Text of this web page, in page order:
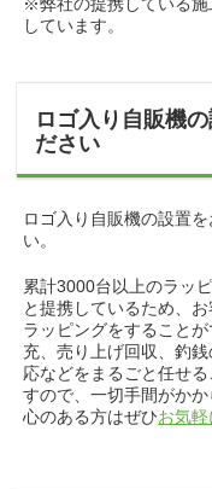
しています。
ロゴ入り自販機
ださい
ロゴ入り自販機の設置
い。
累計3000台以上のラッ
と提携しているため、
ラッピングをすること
充、売り上げ回収、釣
応などをまるごと任せ
すので、一切手間がか
心のある方はぜひお気